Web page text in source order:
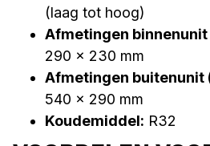
(laag tot hoog)
Afmetingen binnenunit
290 x 230 mm
Afmetingen buitenunit
540 x 290 mm
Koudemiddel: R32